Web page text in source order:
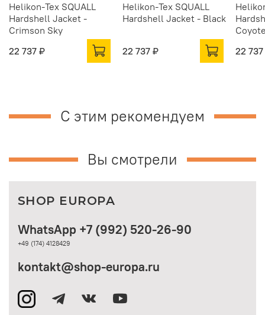
Helikon-Tex SQUALL
Hardshell Jacket -
Crimson Sky
22 737 ₽
Helikon-Tex SQUALL
Hardshell Jacket - Black
22 737 ₽
22
С этим рекомендуем
Вы смотрели
WhatsApp +7 (992) 520-26-90
+49 (174) 4128429
kontakt@shop-europa.ru
SHOP EUROPA